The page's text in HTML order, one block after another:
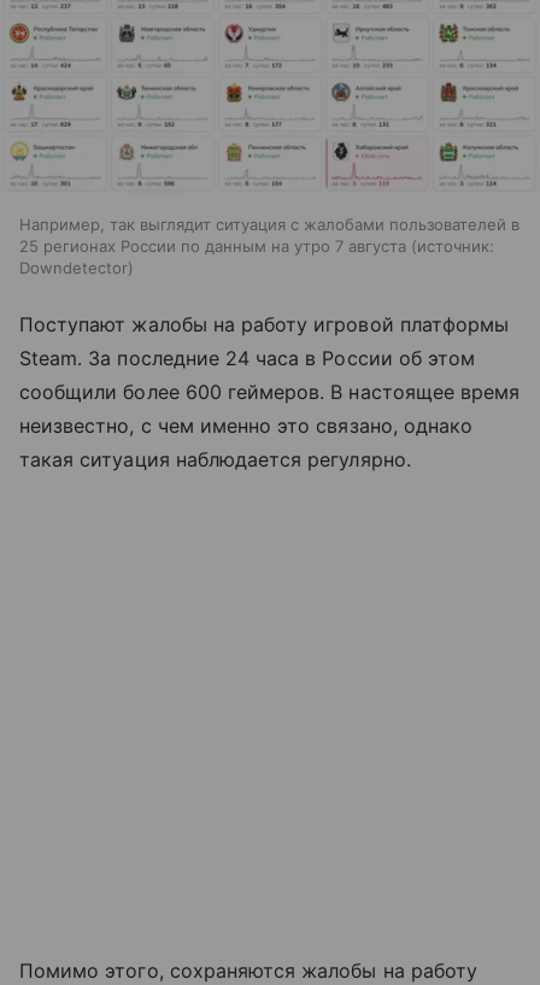
Например, так выглядит ситуация с жалобами пользователей в
25 регионах России по данным на утро 7 августа
источник:
Downdetector
Поступают жалобы на работу игровой платформы
Steam. За последние 24 часа в России об этом
сообщили более 600 геймеров. В настоящее время
неизвестно, с чем именно это связано, однако
такая ситуация наблюдается регулярно.
Помимо этого, сохраняются жалобы на работу